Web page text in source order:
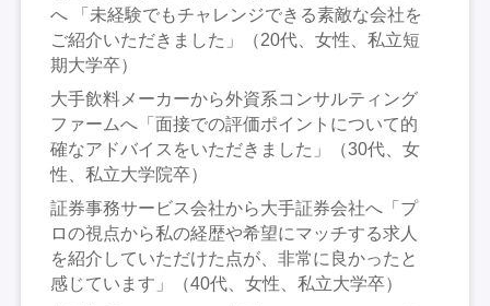
へ 「未経験でもチャレンジできる素敵な会社を
ご紹介いただきました」（20代、女性、私立短
期大学卒）
大手飲料メーカーから外資系コンサルティング
ファームへ「面接での評価ポイントについて的
確なアドバイスをいただきました」（30代、女
性、私立大学院卒）
証券事務サービス会社から大手証券会社へ「プ
ロの視点から私の経歴や希望にマッチする求人
を紹介していただけた点が、非常に良かったと
感じています」（40代、女性、私立大学卒）